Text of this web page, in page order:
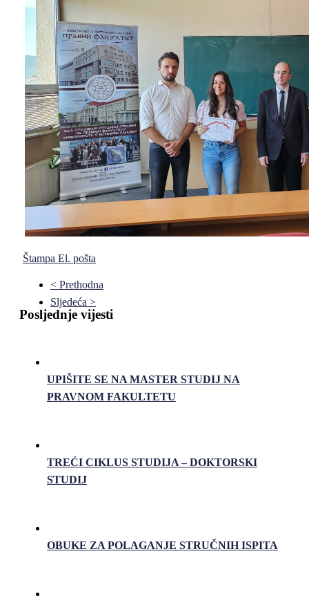
Štampa El. pošta
< Prethodna
Sljedeća >
Posljednje vijesti
UPIŠITE SE NA MASTER STUDIJ NA
PRAVNOM FAKULTETU
TREĆI CIKLUS STUDIJA – DOKTORSKI
STUDIJ
OBUKE ZA POLAGANJE STRUČNIH ISPITA